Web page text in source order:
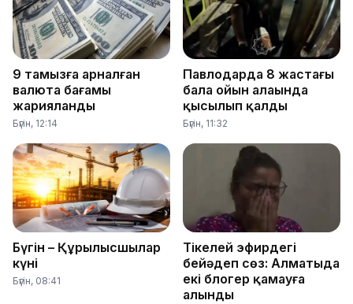
9 тамызға арналған
валюта бағамы
жарияланды
Бүгін, 12:14
Павлодарда 8 жастағы
бала ойын алаңында
қысылып қалды
Бүгін, 11:32
Бүгін – Құрылысшылар
күні
Бүгін, 08:41
Тікелей эфирдегі
бейәдеп сөз: Алматыда
екі блогер қамауға
алынды